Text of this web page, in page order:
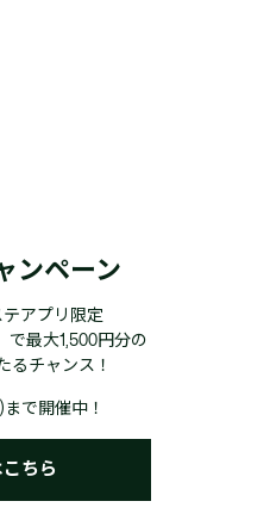
ンペーン
アプリ限定
で最大1,500円分の
るチャンス！
で開催中！
ちら